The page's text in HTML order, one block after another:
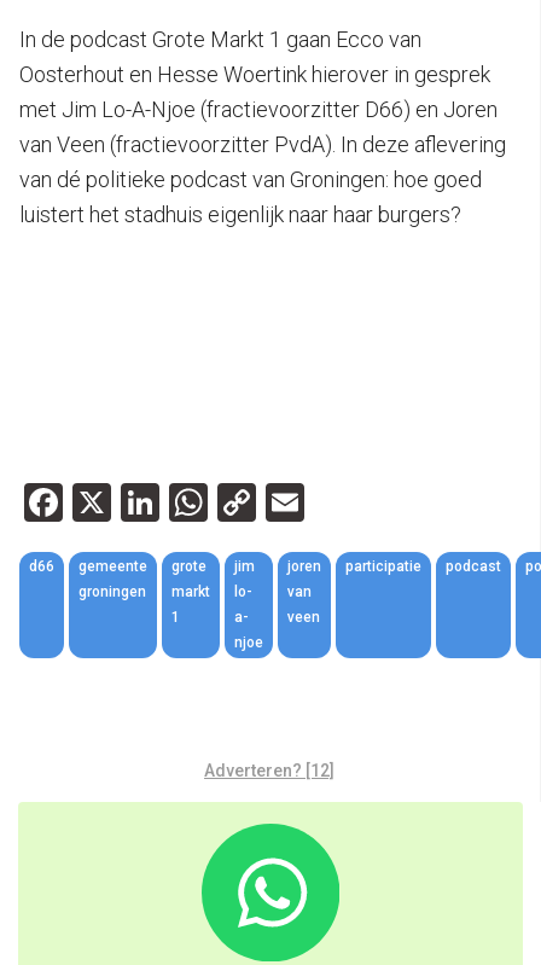
In de podcast Grote Markt 1 gaan Ecco van
Oosterhout en Hesse Woertink hierover in gesprek
met Jim Lo-A-Njoe (fractievoorzitter D66) en Joren
van Veen (fractievoorzitter PvdA). In deze aflevering
van dé politieke podcast van Groningen: hoe goed
luistert het stadhuis eigenlijk naar haar burgers?
Facebook
X LinkedIn
WhatsApp
Copy
Link
d66
gemeente
groningen
grote
markt
1
jim
lo-
a-
njoe
joren
van
veen
participatie podcast
Adverteren? [12]